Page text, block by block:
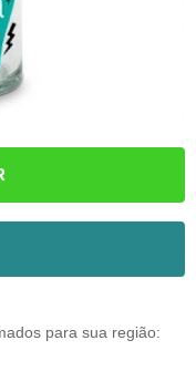
para sua região: